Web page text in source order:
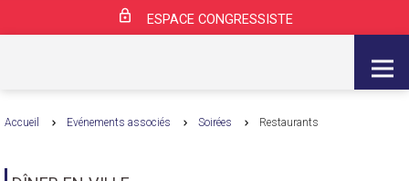
ESPACE CONGRESSISTE
Accueil Evénements associés Soirées Restaurants